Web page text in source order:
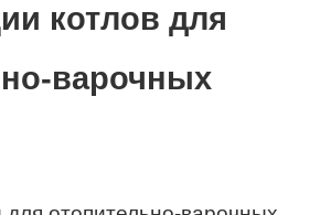
котлов для
варочных